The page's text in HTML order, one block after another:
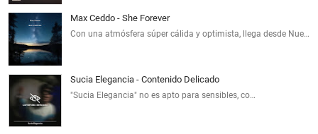
Max Ceddo - She Forever
Con una atmósfera súper cálida y optimista, llega desde Nue…
Sucia Elegancia - Contenido Delicado
"Sucia Elegancia" no es apto para sensibles, co…